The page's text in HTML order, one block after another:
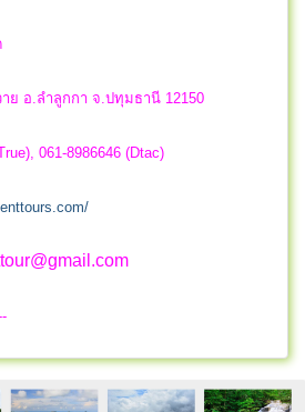
ย อ.ลำลูกกา จ.ปทุมธานี 12150
061-8986646 (Dtac)